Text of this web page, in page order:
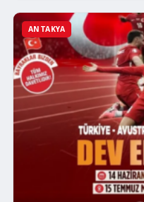
ANTAKYA